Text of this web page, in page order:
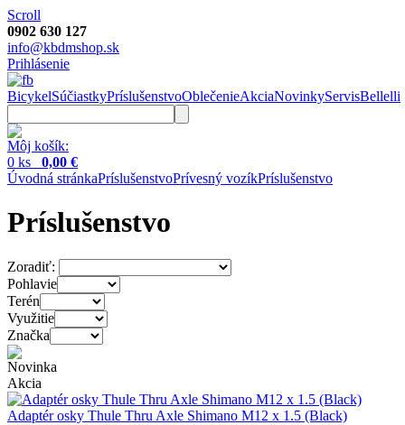
Scroll
0902 630 127
info@kbdmshop.sk
Prihlásenie
BicykelSúčiastkyPríslušenstvoOblečenieAkciaNovinkyServisBellelli
Môj košík:
0 ks 0,00 €
Úvodná stránkaPríslušenstvoPrívesný vozíkPríslušenstvo
Príslušenstvo
Zoradiť:
Pohlavie
Terén
Využitie
Značka
Novinka
Akcia
Adaptér osky Thule Thru Axle Shimano M12 x 1.5 (Black)